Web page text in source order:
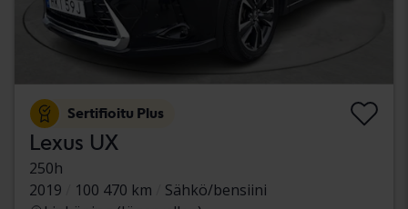
Sertifioitu Plus
Lexus UX
250h
2019
100 470 km
Sähkö/bensiini